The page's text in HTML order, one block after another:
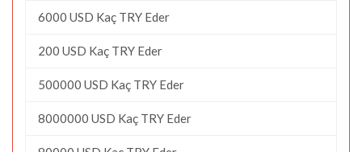
6000 USD Kaç TRY Eder
200 USD Kaç TRY Eder
500000 USD Kaç TRY Eder
8000000 USD Kaç TRY Eder